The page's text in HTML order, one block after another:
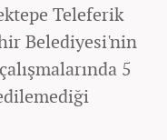
Teleferik
Belediyesi'nin
5